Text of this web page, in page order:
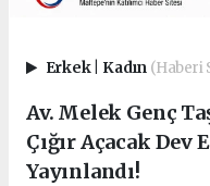
Erkek Kadın (Haberi
Av. Melek Genç
Çığır Açacak Dev
Yayınlandı!